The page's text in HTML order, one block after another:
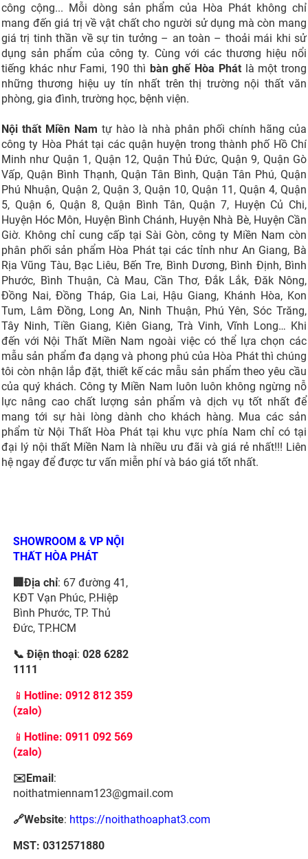
công cộng... Mỗi dòng sản phẩm của Hòa Phát không chỉ
mang đến giá trị về vật chất cho người sử dụng mà còn mang
giá trị tinh thần về sự tin tưởng – an toàn – thoải mái khi sử
dụng sản phẩm của công ty. Cùng với các thương hiệu nổi
tiếng khác như Fami, 190 thì bàn ghế Hòa Phátlà một trong
những thương hiệu uy tín nhất trên thị trường nội thất văn
phòng, gia đình, trường học, bệnh viện.
Nội thất Miền Nam tự hào là nhà phân phối chính hãng của
công ty Hòa Phát tại các quận huyện trong thành phố Hồ Chí
Minh như Quận 1, Quận 12, Quận Thủ Đức, Quận 9, Quận Gò
Vấp, Quận Bình Thạnh, Quận Tân Bình, Quận Tân Phú, Quận
Phú Nhuận, Quận 2, Quận 3, Quận 10, Quận 11, Quận 4, Quận
5, Quận 6, Quận 8, Quận Bình Tân, Quận 7, Huyện Củ Chi,
Huyện Hóc Môn, Huyện Bình Chánh, Huyện Nhà Bè, Huyện Cần
Giờ. Không chỉ cung cấp tại Sài Gòn, công ty Miền Nam còn
phân phối sản phẩm Hòa Phát tại các tỉnh như An Giang, Bà
Rịa Vũng Tàu, Bạc Liêu, Bến Tre, Bình Dương, Bình Định, Bình
Phước, Bình Thuận, Cà Mau, Cần Thơ, Đắk Lắk, Đăk Nông,
Đồng Nai, Đồng Tháp, Gia Lai, Hậu Giang, Khánh Hòa, Kon
Tum, Lâm Đồng, Long An, Ninh Thuận, Phú Yên, Sóc Trăng,
Tây Ninh, Tiền Giang, Kiên Giang, Trà Vinh, Vĩnh Long… Khi
đến với Nội Thất Miền Nam ngoài việc có thể lựa chọn các
mẫu sản phẩm đa dạng và phong phú của Hòa Phát thì chúng
tôi còn nhận lắp đặt, thiết kế các mẫu sản phẩm theo yêu cầu
của quý khách. Công ty Miền Nam luôn luôn không ngừng nỗ
lực nâng cao chất lượng sản phẩm và dịch vụ tốt nhất để
mang tới sự hài lòng dành cho khách hàng. Mua các sản
phẩm từ Nội Thất Hòa Phát tại khu vực phía Nam chỉ có tại
đại lý nội thất Miền Nam là nhiều ưu đãi và giá rẻ nhất!!! Liên
hệ ngay để được tư vấn miễn phí và báo giá tốt nhất.
SHOWROOM & VP NỘI
THẤT HÒA PHÁT
🏢Địa chỉ: 67 đường 41,
KĐT Vạn Phúc, P.Hiệp
Bình Phước, TP. Thủ
Đức, TP.HCM
📞 Điện thoại: 028 6282
1111
📱 Hotline: 0912 812 359
(zalo)
📱 Hotline: 0911 092 569
(zalo)
✉️Email:
noithatmiennam123@gmail.com
🔗Website: https://noithathoaphat3.com
MST: 0312571880